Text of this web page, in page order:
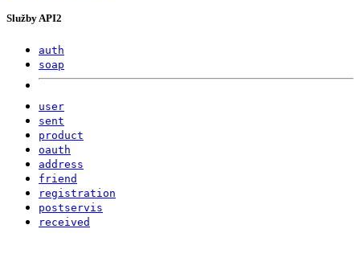
Služby API2
auth
soap
user
sent
product
oauth
address
friend
registration
postservis
received